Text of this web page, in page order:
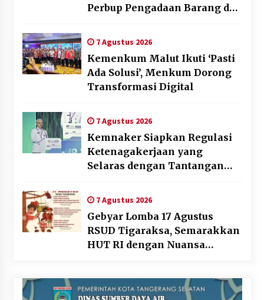
Perbup Pengadaan Barang dan
7 Agustus 2026
Kemenkum Malut Ikuti ‘Pasti
Ada Solusi’, Menkum Dorong
Transformasi Digital
7 Agustus 2026
Kemnaker Siapkan Regulasi
Ketenagakerjaan yang
Selaras dengan Tantangan
7 Agustus 2026
Gebyar Lomba 17 Agustus
RSUD Tigaraksa, Semarakkan
HUT RI dengan Nuansa